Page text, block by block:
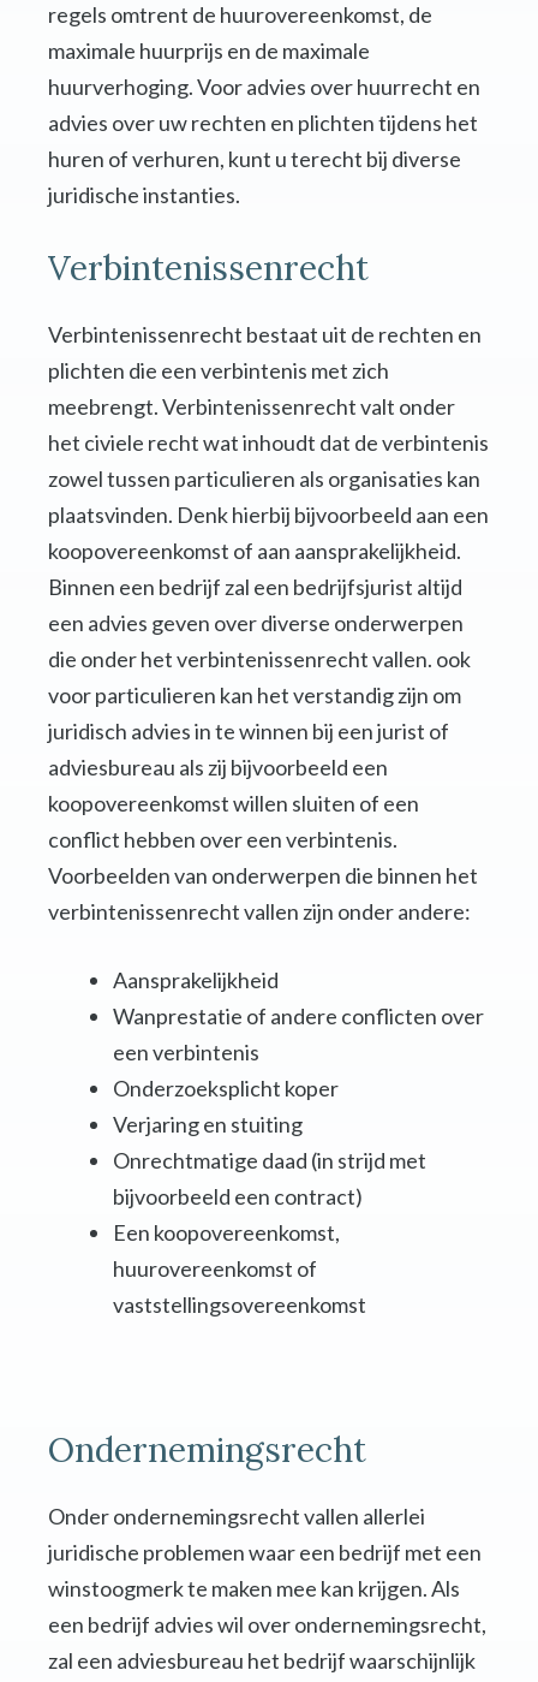
regels omtrent de huurovereenkomst, de
maximale huurprijs en de maximale
huurverhoging. Voor advies over huurrecht en
advies over uw rechten en plichten tijdens het
huren of verhuren, kunt u terecht bij diverse
juridische instanties.
Verbintenissenrecht
Verbintenissenrecht bestaat uit de rechten en
plichten die een verbintenis met zich
meebrengt. Verbintenissenrecht valt onder
het civiele recht wat inhoudt dat de verbintenis
zowel tussen particulieren als organisaties kan
plaatsvinden. Denk hierbij bijvoorbeeld aan een
koopovereenkomst of aan aansprakelijkheid.
Binnen een bedrijf zal een bedrijfsjurist altijd
een advies geven over diverse onderwerpen
die onder het verbintenissenrecht vallen. ook
voor particulieren kan het verstandig zijn om
juridisch advies in te winnen bij een jurist of
adviesbureau als zij bijvoorbeeld een
koopovereenkomst willen sluiten of een
conflict hebben over een verbintenis.
Voorbeelden van onderwerpen die binnen het
verbintenissenrecht vallen zijn onder andere:
Aansprakelijkheid
Wanprestatie of andere conflicten over
een verbintenis
Onderzoeksplicht koper
Verjaring en stuiting
Onrechtmatige daad (in strijd met
bijvoorbeeld een contract)
Een koopovereenkomst,
huurovereenkomst of
vaststellingsovereenkomst
Ondernemingsrecht
Onder ondernemingsrecht vallen allerlei
juridische problemen waar een bedrijf met een
winstoogmerk te maken mee kan krijgen. Als
een bedrijf advies wil over ondernemingsrecht,
zal een adviesbureau het bedrijf waarschijnlijk